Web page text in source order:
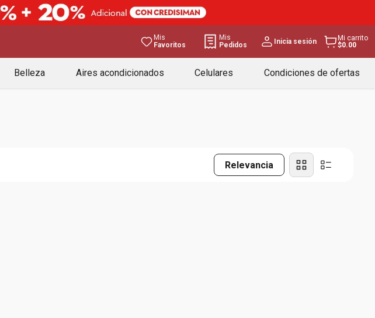
Mis
Favoritos
Mis
Pedidos
Inicia sesión
Mi carrito
$0.00
Belleza Aires acondicionados Celulares Condiciones de ofertas
Relevancia